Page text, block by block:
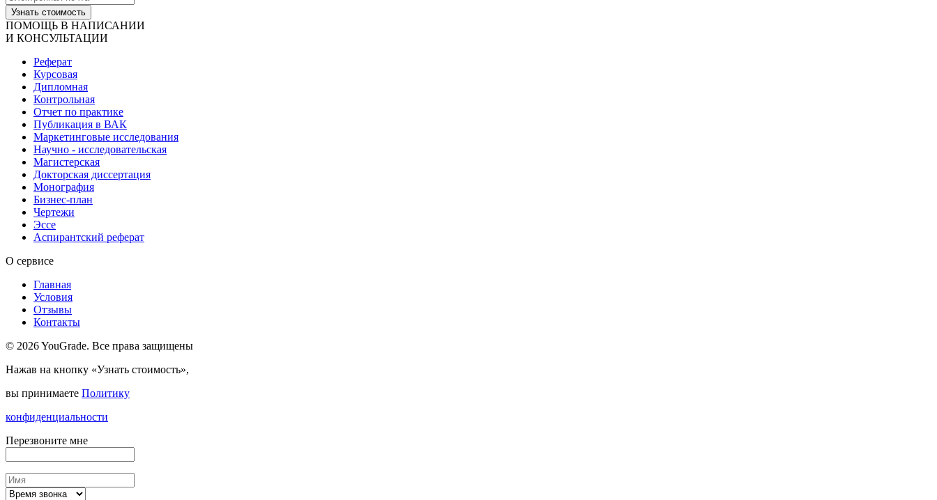
ПОМОЩЬ В НАПИСАНИИ
И КОНСУЛЬТАЦИИ
Реферат
Курсовая
Дипломная
Контрольная
Отчет по практике
Публикация в ВАК
Маркетинговые исследования
Научно - исследовательская
Магистерская
Докторская диссертация
Монография
Бизнес-план
Чертежи
Эссе
Аспирантский реферат
О сервисе
Главная
Условия
Отзывы
Контакты
© 2026 YouGrade. Все права защищены
Нажав на кнопку «Узнать стоимость»,
вы принимаете Политику
конфиденциальности
Перезвоните мне